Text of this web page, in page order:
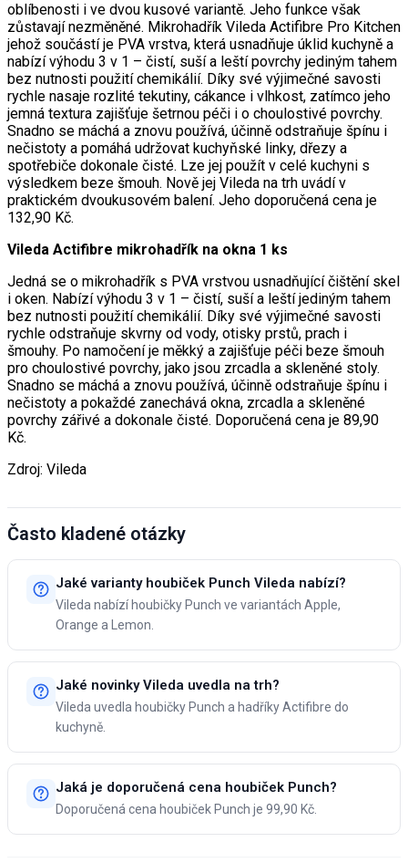
oblíbenosti i ve dvou kusové variantě. Jeho funkce však
zůstavají nezměněné. Mikrohadřík Vileda Actifibre Pro Kitchen
jehož součástí je PVA vrstva, která usnadňuje úklid kuchyně a
nabízí výhodu 3 v 1 – čistí, suší a leští povrchy jediným tahem
bez nutnosti použití chemikálií. Díky své výjimečné savosti
rychle nasaje rozlité tekutiny, cákance i vlhkost, zatímco jeho
jemná textura zajišťuje šetrnou péči i o choulostivé povrchy.
Snadno se máchá a znovu používá, účinně odstraňuje špínu i
nečistoty a pomáhá udržovat kuchyňské linky, dřezy a
spotřebiče dokonale čisté. Lze jej použít v celé kuchyni s
výsledkem beze šmouh. Nově jej Vileda na trh uvádí v
praktickém dvoukusovém balení. Jeho doporučená cena je
132,90 Kč.
Vileda Actifibre mikrohadřík na okna 1 ks
Jedná se o mikrohadřík s PVA vrstvou usnadňující čištění skel
i oken. Nabízí výhodu 3 v 1 – čistí, suší a leští jediným tahem
bez nutnosti použití chemikálií. Díky své výjimečné savosti
rychle odstraňuje skvrny od vody, otisky prstů, prach i
šmouhy. Po namočení je měkký a zajišťuje péči beze šmouh
pro choulostivé povrchy, jako jsou zrcadla a skleněné stoly.
Snadno se máchá a znovu používá, účinně odstraňuje špínu i
nečistoty a pokaždé zanechává okna, zrcadla a skleněné
povrchy zářivé a dokonale čisté. Doporučená cena je 89,90
Kč.
Zdroj: Vileda
Často kladené otázky
Jaké varianty houbiček Punch Vileda nabízí?
Vileda nabízí houbičky Punch ve variantách Apple,
Orange a Lemon.
Jaké novinky Vileda uvedla na trh?
Vileda uvedla houbičky Punch a hadříky Actifibre do
kuchyně.
Jaká je doporučená cena houbiček Punch?
Doporučená cena houbiček Punch je 99,90 Kč.